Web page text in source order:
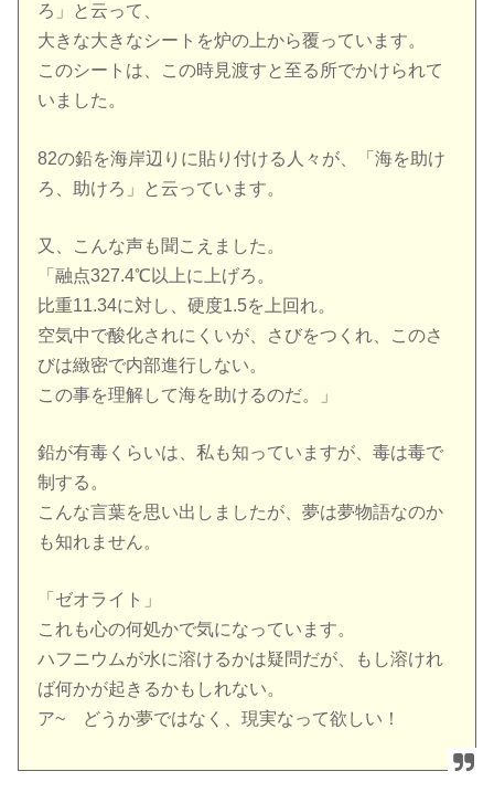
ろ」と云って、
大きな大きなシートを炉の上から覆っています。
このシートは、この時見渡すと至る所でかけられて
いました。
82の鉛を海岸辺りに貼り付ける人々が、「海を助け
ろ、助けろ」と云っています。
又、こんな声も聞こえました。
「融点327.4℃以上に上げろ。
比重11.34に対し、硬度1.5を上回れ。
空気中で酸化されにくいが、さびをつくれ、このさ
びは緻密で内部進行しない。
この事を理解して海を助けるのだ。」
鉛が有毒くらいは、私も知っていますが、毒は毒で
制する。
こんな言葉を思い出しましたが、夢は夢物語なのか
も知れません。
「ゼオライト」
これも心の何処かで気になっています。
ハフニウムが水に溶けるかは疑問だが、もし溶けれ
ば何かが起きるかもしれない。
ア~ どうか夢ではなく、現実なって欲しい！